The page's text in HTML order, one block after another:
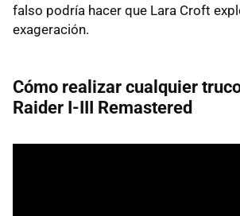
falso podría hacer que Lara Croft
exageración.
Cómo realizar cualquier
Raider I-III Remastered